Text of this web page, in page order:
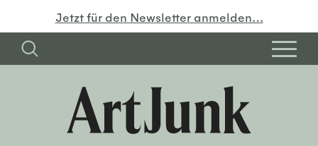
Jetzt für den Newsletter anmelden…